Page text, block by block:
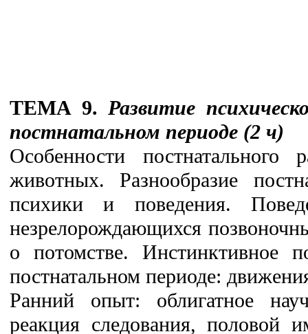
ТЕМА 9.Развитие
постнатальном периоде (2 ч)
Особенности постнатального
животных. Разнообразие
психики и поведения.
незрелорождающихся
о потомстве. Инстинктивное
постнатальном периоде:
Ранний опыт: облигатное
реакция следования, половой